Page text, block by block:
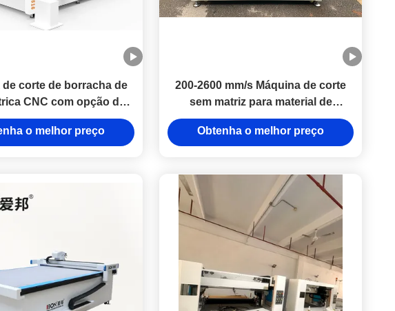
de corte de borracha de
CNC com opção de
personalização
o melhor preço
200-2600 mm/s Máquina de corte
sem matriz para material de
borracha de PVC
Obtenha o melhor preço